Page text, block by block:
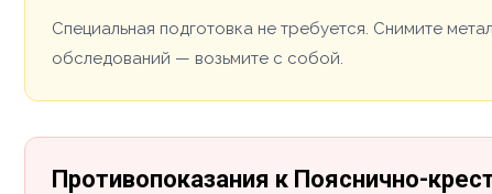
Специальная подготовка не требуется. Снимите
обследований — возьмите с собой.
Противопоказания к Пояснично-